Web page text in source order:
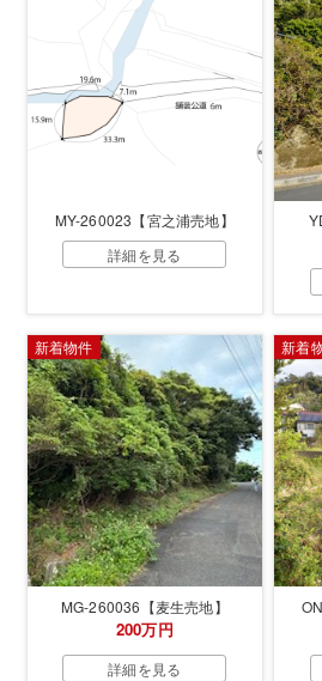
MY-260023【宮之浦売地】
詳細を見る
MG-260036【麦生売地】
新着物件
200万円
詳細を見る
新着